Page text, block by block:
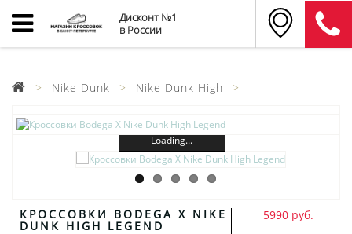
Дисконт №1
в России
Nike Dunk Nike Dunk High
Loading...
КРОССОВКИ BODEGA X NIKE
DUNK HIGH LEGEND
5990 руб.